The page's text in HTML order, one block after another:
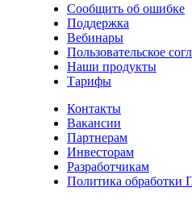
Сообщить об ошибке
Поддержка
Вебинары
Пользовательское
Наши продукты
Тарифы
Контакты
Вакансии
Партнерам
Инвесторам
Разработчикам
Политика обработки